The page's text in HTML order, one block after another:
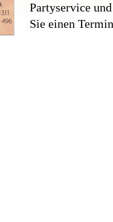
Partyservice
Sie einen